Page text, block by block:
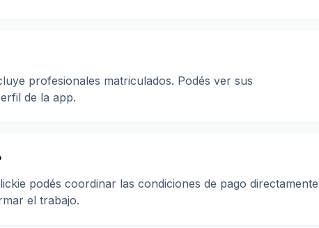
profesionales matriculados. Podés ver sus
de la app.
podés coordinar las condiciones de pago directamente
el trabajo.